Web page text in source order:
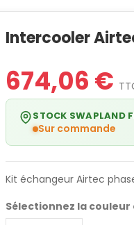
Intercooler
674,06 €
STOCK SWAPLAND
Sur commande
Kit échangeur Airtec
Sélectionnez la couleur